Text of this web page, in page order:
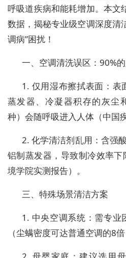
呼吸道疾病和能耗增加。本文
数据，揭秘专业级空调深度清
调病”困扰！
一、空调清洗误区：90%
1. 仅用湿布擦拭表面：表
蒸发器、冷凝器积存的灰尘
种）会随呼吸进入人体（中国
2. 化学清洁剂乱用：含强
铝制蒸发器，导致制冷效率
境学院实测报告）。
三、特殊场景清洁方案
1. 中央空调系统：需专业
（尘螨密度可达普通空调的8倍